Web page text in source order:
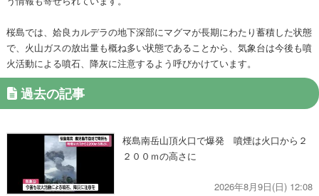
桜島では、姶良カルデラの地下深部にマグマが長期にわたり蓄積した状態
で、火山ガスの放出量も概ね多い状態であることから、気象台は今後も噴
火活動による噴石、降灰に注意するよう呼びかけています。
過去の記事
桜島南岳山頂火口で爆発 噴煙は火口から２
２００ｍの高さに
2026年8月9日(日) 12:08